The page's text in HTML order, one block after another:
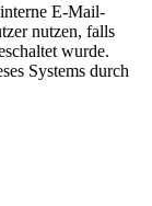
E-Mail-
nutzen, falls
wurde.
Systems durch